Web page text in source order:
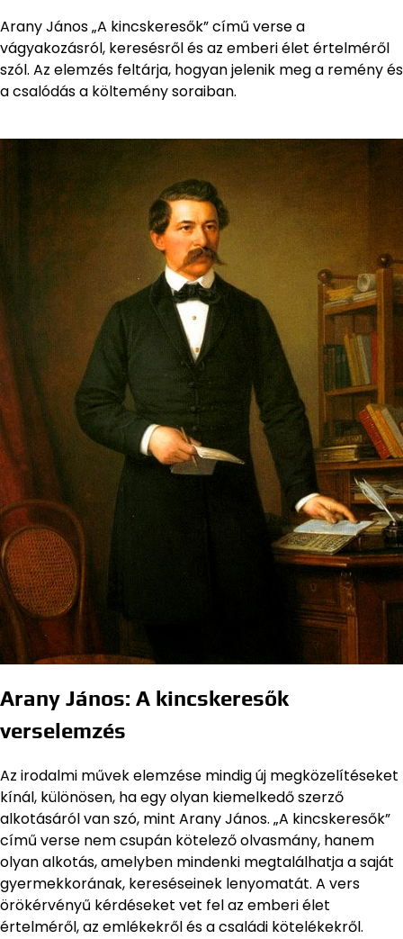
Arany János „A kincskeresők” című verse a
vágyakozásról, keresésről és az emberi élet értelméről
szól. Az elemzés feltárja, hogyan jelenik meg a remény és
a csalódás a költemény soraiban.
Arany János: A kincskeresők
verselemzés
Az irodalmi művek elemzése mindig új megközelítéseket
kínál, különösen, ha egy olyan kiemelkedő szerző
alkotásáról van szó, mint Arany János. „A kincskeresők”
című verse nem csupán kötelező olvasmány, hanem
olyan alkotás, amelyben mindenki megtalálhatja a saját
gyermekkorának, kereséseinek lenyomatát. A vers
örökérvényű kérdéseket vet fel az emberi élet
értelméről, az emlékekről és a családi kötelékekről.